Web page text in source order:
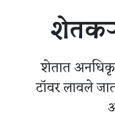
शेतात अनधिकृत
टॉवर लावले